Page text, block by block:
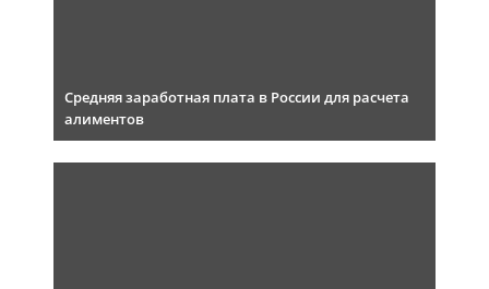
Средняя заработная плата в России для расчета
алиментов